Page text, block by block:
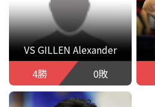
VS GILLEN Alexander
4勝
0敗